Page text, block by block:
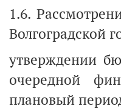
1.6.
Волгоградской
утверждении
очередной
плановый